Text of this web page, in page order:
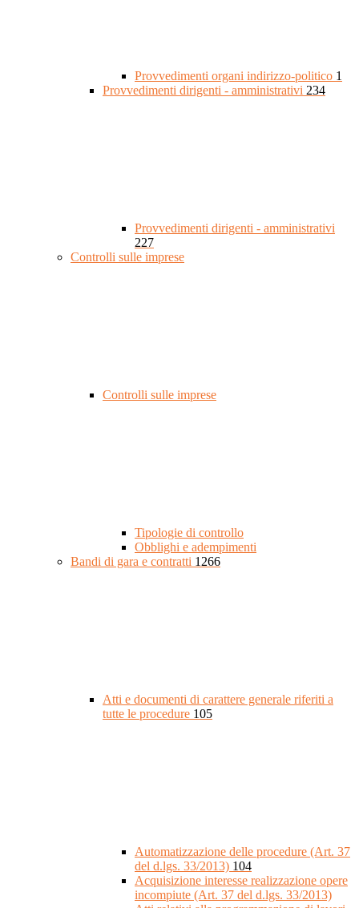
Provvedimenti organi indirizzo-politico 1
Provvedimenti dirigenti - amministrativi 234
Provvedimenti dirigenti - amministrativi
227
Controlli sulle imprese
Controlli sulle imprese
Tipologie di controllo
Obblighi e adempimenti
Bandi di gara e contratti 1266
Atti e documenti di carattere generale riferiti a
tutte le procedure 105
Automatizzazione delle procedure (Art. 37
del d.lgs. 33/2013) 104
Acquisizione interesse realizzazione opere
incompiute (Art. 37 del d.lgs. 33/2013)